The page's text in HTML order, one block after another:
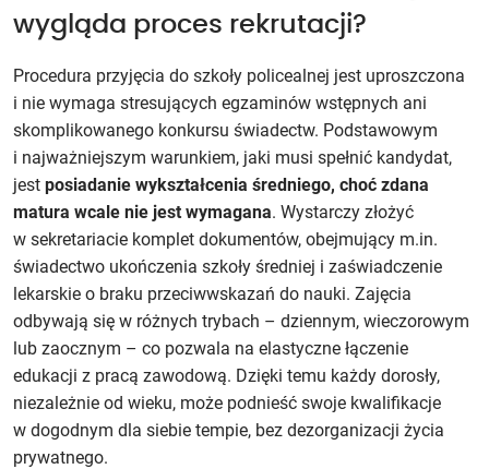
wygląda proces rekrutacji?
Procedura przyjęcia do szkoły policealnej jest uproszczona
i nie wymaga stresujących egzaminów wstępnych ani
skomplikowanego konkursu świadectw. Podstawowym
i najważniejszym warunkiem, jaki musi spełnić kandydat,
jest posiadanie wykształcenia średniego, choć zdana
matura wcale nie jest wymagana. Wystarczy złożyć
w sekretariacie komplet dokumentów, obejmujący m.in.
świadectwo ukończenia szkoły średniej i zaświadczenie
lekarskie o braku przeciwwskazań do nauki. Zajęcia
odbywają się w różnych trybach – dziennym, wieczorowym
lub zaocznym – co pozwala na elastyczne łączenie
edukacji z pracą zawodową. Dzięki temu każdy dorosły,
niezależnie od wieku, może podnieść swoje kwalifikacje
w dogodnym dla siebie tempie, bez dezorganizacji życia
prywatnego.